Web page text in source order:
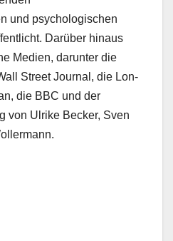
und psy­chol­o­gis­chen
Darüber hin­aus
Medi­en, darunter die
Street Jour­nal, die Lon­
die BBC und der
von Ulrike Beck­er, Sven